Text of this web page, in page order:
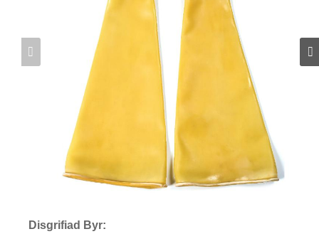
Disgrifiad Byr: